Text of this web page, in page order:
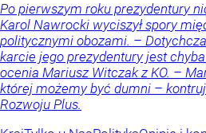
Po pierwszym roku prezydentury
Karol Nawrocki wyciszył spory
politycznymi obozami. –
karcie jego prezydentury jest
ocenia Mariusz Witczak z KO. –
której możemy być dumni –
Rozwoju Plus.